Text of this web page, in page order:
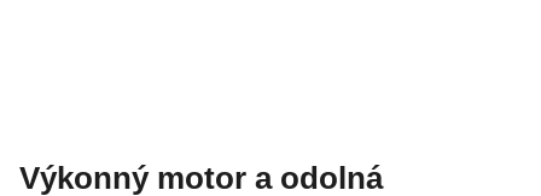
Výkonný motor a odolná